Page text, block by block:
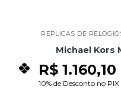
RÉPLICAS DE
Michael Kors
R$ 1.160,10
10% de Desconto no PIX